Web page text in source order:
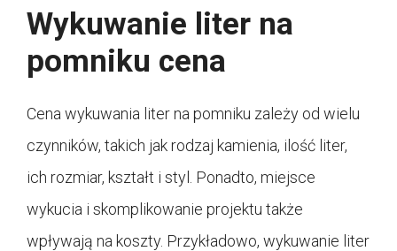
Wykuwanie liter na
pomniku cena
Cena wykuwania liter na pomniku zależy od wielu
czynników, takich jak rodzaj kamienia, ilość liter,
ich rozmiar, kształt i styl. Ponadto, miejsce
wykucia i skomplikowanie projektu także
wpływają na koszty. Przykładowo, wykuwanie liter